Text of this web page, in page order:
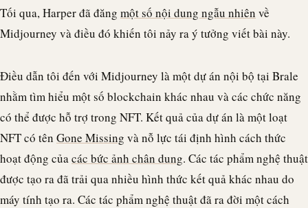
Tối qua, Harper đã đăng một số nội dung ngẫu nhiên về
Midjourney và điều đó khiến tôi nảy ra ý tưởng viết bài này.
Điều dẫn tôi đến với Midjourney là một dự án nội bộ tại Brale
nhằm tìm hiểu một số blockchain khác nhau và các chức năng
có thể được hỗ trợ trong NFT. Kết quả của dự án là một loạt
NFT có tên Gone Missing và nỗ lực tái định hình cách thức
hoạt động củacác bức ảnh chân dung. Các tác phẩm nghệ thuật
được tạo ra đã trải qua nhiều hình thức kết quả khác nhau do
máy tính tạo ra. Các tác phẩm nghệ thuật đã ra đời một cách